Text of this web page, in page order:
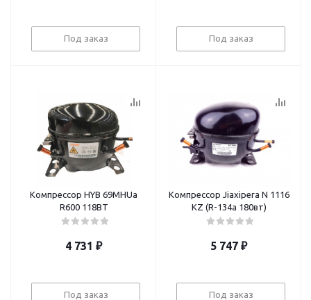
Под заказ Под заказ
Компрессор HYB 69MHUa
R600 118BT
4 731 ₽
Под заказ
Компрессор Jiaxipera N 1116
KZ (R-134а 180вт)
5 747 ₽
Под заказ